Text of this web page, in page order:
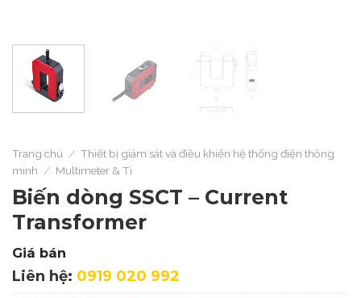
Trang chủ / Thiết bị giám sát và điều khiển hệ thống điện thông
minh / Multimeter & Ti
Biến dòng SSCT – Current
Transformer
Giá bán
Liên hệ: 0919 020 992